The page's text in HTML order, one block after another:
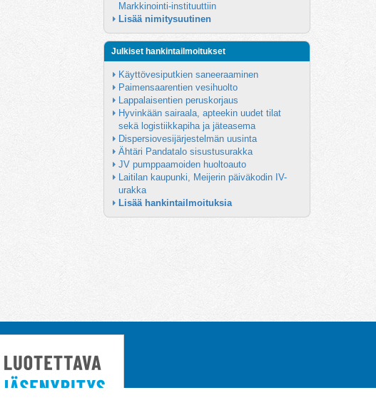
Markkinointi-instituuttiin
Lisää nimitysuutinen
Julkiset hankintailmoitukset
Käyttövesiputkien saneeraaminen
Paimensaarentien vesihuolto
Lappalaisentien peruskorjaus
Hyvinkään sairaala, apteekin uudet tilat
sekä logistiikkapiha ja jäteasema
Dispersiovesijärjestelmän uusinta
Ähtäri Pandatalo sisustusurakka
JV pumppaamoiden huoltoauto
Laitilan kaupunki, Meijerin päiväkodin IV-
urakka
Lisää hankintailmoituksia